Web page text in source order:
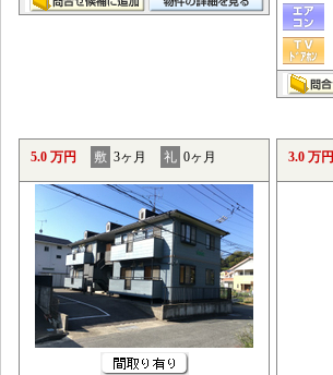
5.0 万円 敷 3ヶ月 礼 0ヶ月 3.0 万円